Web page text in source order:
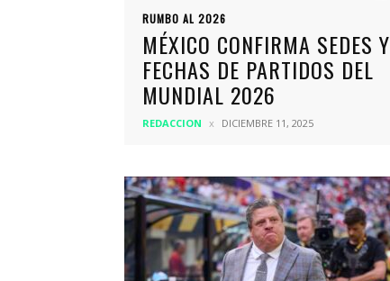
RUMBO AL 2026
MÉXICO CONFIRMA SEDES Y
FECHAS DE PARTIDOS DEL
MUNDIAL 2026
REDACCION DICIEMBRE 11, 2025